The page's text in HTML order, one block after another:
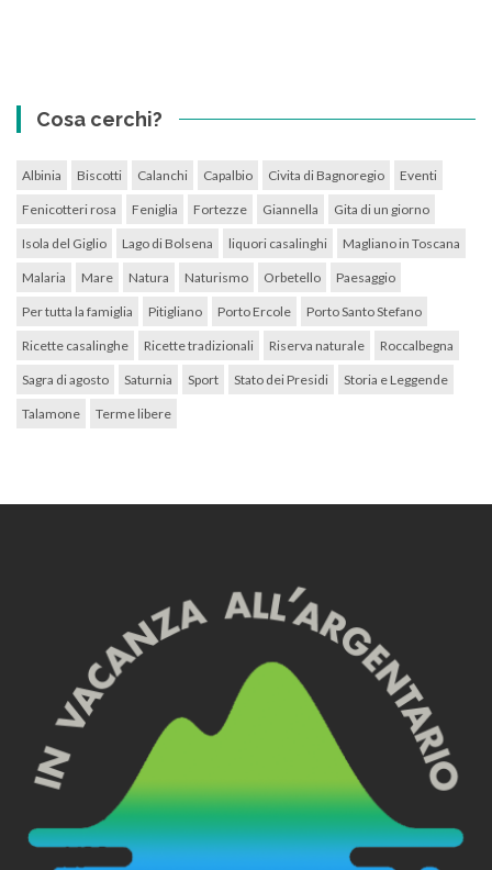
Cosa cerchi?
Albinia Biscotti Calanchi Capalbio Civita di Bagnoregio Eventi
Fenicotteri rosa Feniglia Fortezze Giannella Gita di un giorno
Isola del Giglio Lago di Bolsena liquori casalinghi Magliano in Toscana
Malaria Mare Natura Naturismo Orbetello Paesaggio
Per tutta la famiglia Pitigliano Porto Ercole Porto Santo Stefano
Ricette casalinghe Ricette tradizionali Riserva naturale Roccalbegna
Sagra di agosto Saturnia Sport Stato dei Presidi Storia e Leggende
Talamone Terme libere